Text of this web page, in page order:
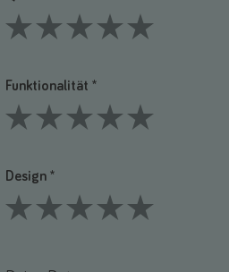
Funktionalität *
Design *